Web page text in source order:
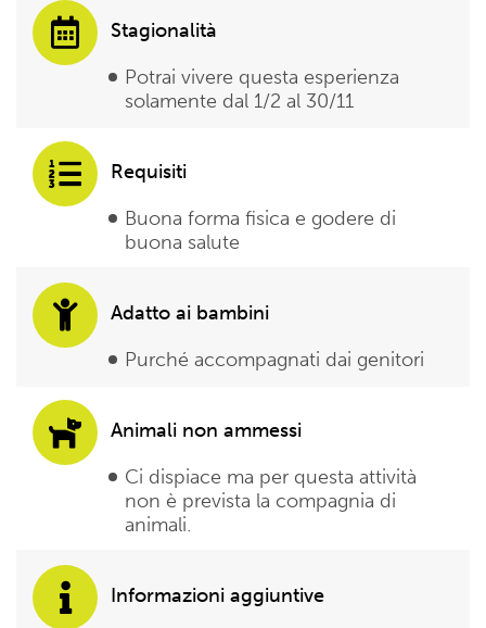
Stagionalità
Potrai vivere questa esperienza
solamente dal 1/2 al 30/11
Requisiti
Buona forma fisica e godere di
buona salute
Adatto ai bambini
Purché accompagnati dai genitori
Animali non ammessi
Ci dispiace ma per questa attività
non è prevista la compagnia di
animali.
Informazioni aggiuntive